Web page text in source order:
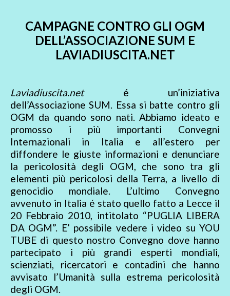
CAMPAGNE CONTRO GLI OGM
DELL’ASSOCIAZIONE SUM E
LAVIADIUSCITA.NET
Laviadiuscita.neté un’iniziativa
dell’Associazione SUM. Essa si batte contro gli
OGM da quando sono nati. Abbiamo ideato e
promosso i più importanti Convegni
Internazionali in Italia e all’estero per
diffondere le giuste informazioni e denunciare
la pericolosità degli OGM, che sono tra gli
elementi più pericolosi della Terra, a livello di
genocidio mondiale. L’ultimo Convegno
avvenuto in Italia é stato quello fatto a Lecce il
20 Febbraio 2010, intitolato “PUGLIA LIBERA
DA OGM”. E’ possibile vedere i video su YOU
TUBE di questo nostro Convegno dove hanno
partecipato i più grandi esperti mondiali,
scienziati, ricercatori e contadini che hanno
avvisato l’Umanità sulla estrema pericolosità
degli OGM.